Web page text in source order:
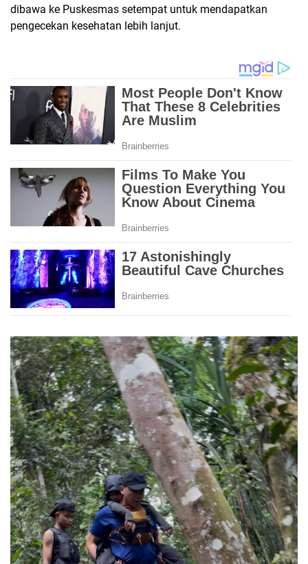
dibawa ke Puskesmas setempat untuk mendapatkan
pengecekan kesehatan lebih lanjut.